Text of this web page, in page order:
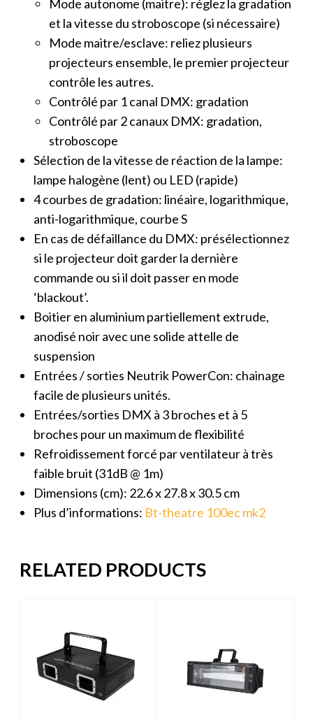
Mode autonome (maitre): réglez la gradation
et la vitesse du stroboscope (si nécessaire)
Mode maitre/esclave: reliez plusieurs
projecteurs ensemble, le premier projecteur
contrôle les autres.
Contrôlé par 1 canal DMX: gradation
Contrôlé par 2 canaux DMX: gradation,
stroboscope
Sélection de la vitesse de réaction de la lampe:
lampe halogène (lent) ou LED (rapide)
4 courbes de gradation: linéaire, logarithmique,
anti-logarithmique, courbe S
En cas de défaillance du DMX: présélectionnez
si le projecteur doit garder la dernière
commande ou si il doit passer en mode
‘blackout’.
Boitier en aluminium partiellement extrude,
anodisé noir avec une solide attelle de
suspension
Entrées / sorties Neutrik PowerCon: chainage
facile de plusieurs unités.
Entrées/sorties DMX à 3 broches et à 5
broches pour un maximum de flexibilité
Refroidissement forcé par ventilateur à très
faible bruit (31dB @ 1m)
Dimensions (cm): 22.6 x 27.8 x 30.5 cm
Plus d’informations: Bt-theatre 100ec mk2
RELATED PRODUCTS